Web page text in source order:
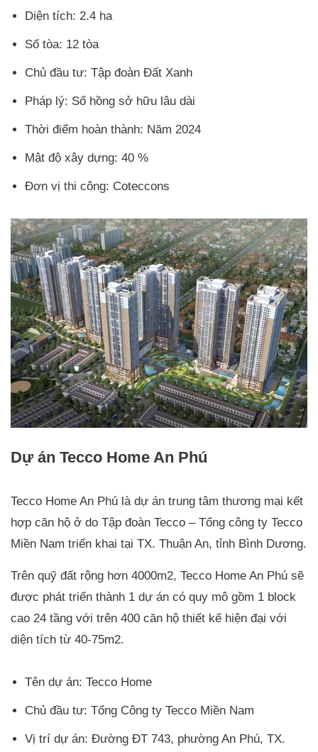
Diện tích: 2.4 ha
Số tòa: 12 tòa
Chủ đầu tư: Tập đoàn Đất Xanh
Pháp lý: Sổ hồng sở hữu lâu dài
Thời điểm hoàn thành: Năm 2024
Mật độ xây dựng: 40 %
Đơn vị thi công: Coteccons
Dự án Tecco Home An Phú
Tecco Home An Phú là dự án trung tâm thương mại kết
hợp căn hộ ở do Tập đoàn Tecco – Tổng công ty Tecco
Miền Nam triển khai tại TX. Thuận An, tỉnh Bình Dương.
Trên quỹ đất rộng hơn 4000m2, Tecco Home An Phú sẽ
được phát triển thành 1 dự án có quy mô gồm 1 block
cao 24 tầng với trên 400 căn hộ thiết kế hiện đại với
diện tích từ 40-75m2.
Tên dự án: Tecco Home
Chủ đầu tư: Tổng Công ty Tecco Miền Nam
Vị trí dự án: Đường ĐT 743, phường An Phú, TX.